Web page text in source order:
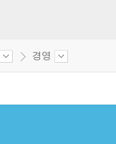
경영